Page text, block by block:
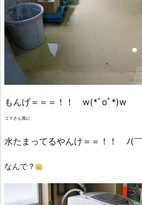
もんげ＝＝＝！！ w(*ﾟoﾟ*)w
コマさん風に
水たまってるやんけ＝＝！！ ﾉ(
なんで？